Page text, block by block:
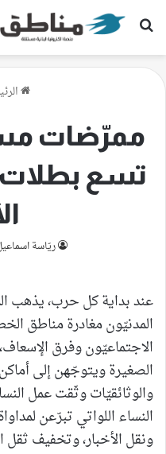
بحث عن
ممرّضات
تسع بطلات
ريّاسة
عند بداية كل حرب، يذهب
المدنيّون مغادرة مناطق
الاجتماعيّون وفرق
الصغيرة ويتوجّهن إلى
والوثائقيّات وثّقت عمل
النساء اللواتي تبرّعن
ونقل الأخبار، وتخفيف